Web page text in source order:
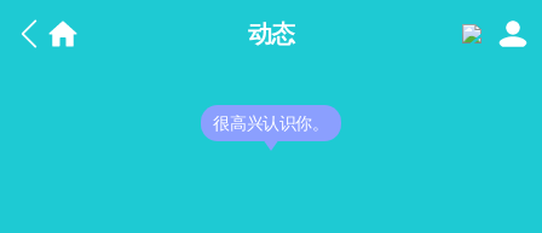
动态
很高兴认识你。